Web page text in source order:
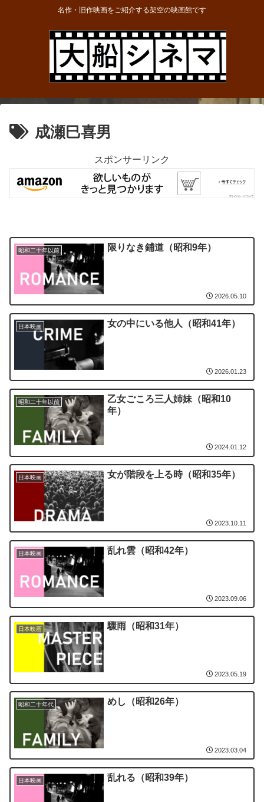
名作・旧作映画をご紹介する架空の映画館です
成瀬巳喜男
スポンサーリンク
昭和二十年以前 限りなき鋪道（昭和9年）
2026.05.10
日本映画 女の中にいる他人（昭和41年）
2026.01.23
昭和二十年以前
乙女ごころ三人姉妹（昭和10
年）
2024.01.12
日本映画 女が階段を上る時（昭和35年）
2023.10.11
日本映画 乱れ雲（昭和42年）
2023.09.06
日本映画 驟雨（昭和31年）
2023.05.19
昭和二十年代 めし（昭和26年）
2023.03.04
日本映画 乱れる（昭和39年）